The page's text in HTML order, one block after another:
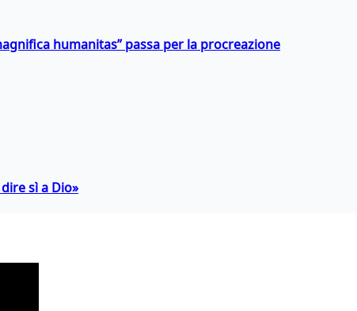
humanitas” passa per la procreazione
sì a Dio»